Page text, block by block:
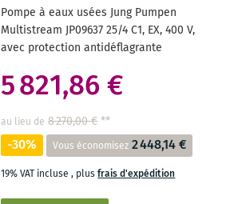
SOUHAITS
Pompe à eaux usées Jung Pumpen
Multistream JP09637 25/4 C1, EX, 400 V,
avec protection antidéflagrante
5 821,86 €
au lieu de 8 270,00 €**
-30% Vous économisez 2 448,14 €
19% VAT incluse, plusfrais d'expédition